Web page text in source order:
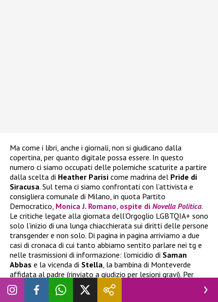
Ma come i libri, anche i giornali, non si giudicano dalla
copertina, per quanto digitale possa essere. In questo
numero ci siamo occupati delle polemiche scaturite a partire
dalla scelta di Heather Parisi come madrina del Pride di
Siracusa. Sul tema ci siamo confrontati con l’attivista e
consigliera comunale di Milano, in quota Partito
Democratico, Monica J. Romano, ospite di Novella Politica.
Le critiche legate alla giornata dell’Orgoglio LGBTQIA+ sono
solo l’inizio di una lunga chiacchierata sui diritti delle persone
transgender e non solo. Di pagina in pagina arriviamo a due
casi di cronaca di cui tanto abbiamo sentito parlare nei tg e
nelle trasmissioni di informazione: l’omicidio di Saman
Abbas e la vicenda di Stella , la bambina di Monteverde
affidata al padre (rinviato a giudizio per lesioni gravi). Per
analizzarli abbiamo coinvolto associazioni e volti delle
istituzioni, comeStefania Ascari
, deputata del Movimento